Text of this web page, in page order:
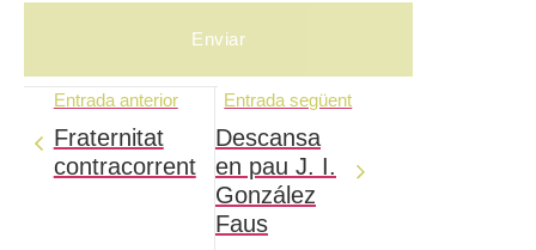
Entrada anterior
Fraternitat
contracorrent
Entrada següent
Descansa
en pau J. I.
González
Faus